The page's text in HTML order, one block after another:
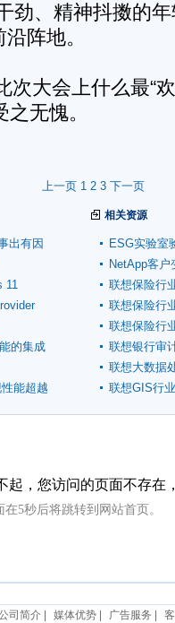
劲、精神抖擞的
阵地。
次大会上什么最“
无愧。
上一页 1 2 3 下一页
出有因
11
的集成
能超越
相关资源
ESG实验室
NetApp客
联想保险行
联想保险行
联想保险行
联想银行审
联想大数据
联想GIS行
司简介| 媒体优势| 广告服务